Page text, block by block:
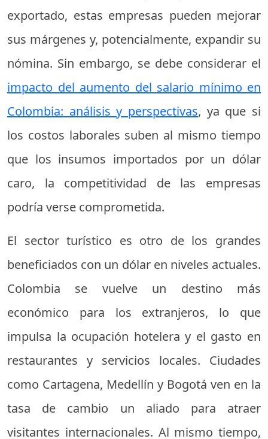
exportado, estas empresas pueden mejorar
sus márgenes y, potencialmente, expandir su
nómina. Sin embargo, se debe considerar el
impacto del aumento del salario mínimo en
Colombia: análisis y perspectivas, ya que si
los costos laborales suben al mismo tiempo
que los insumos importados por un dólar
caro, la competitividad de las empresas
podría verse comprometida.
El sector turístico es otro de los grandes
beneficiados con un dólar en niveles actuales.
Colombia se vuelve un destino más
económico para los extranjeros, lo que
impulsa la ocupación hotelera y el gasto en
restaurantes y servicios locales. Ciudades
como Cartagena, Medellín y Bogotá ven en la
tasa de cambio un aliado para atraer
visitantes internacionales. Al mismo tiempo,